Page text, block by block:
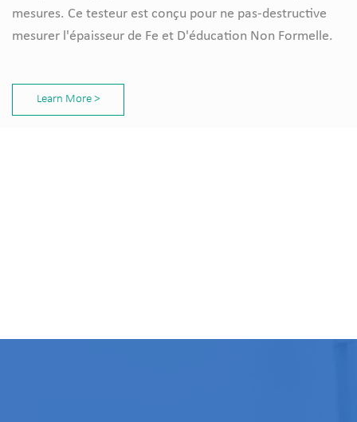
mesures. Ce testeur est conçu pour ne pas-destructive
mesurer l'épaisseur de Fe et D'éducation Non Formelle.
Learn More >